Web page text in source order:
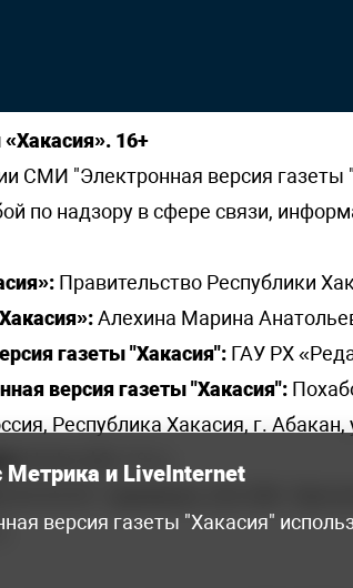
16+
СМИ "Электронная версия
по надзору в сфере связи,
Правительство Республики
Алехина Марина
газеты "Хакасия": ГАУ РХ
версия газеты "Хакасия":
Республика Хакасия, г.
khakred@r-19.ru
.
Метрика и LiveInternet
версия газеты "Хакасия"